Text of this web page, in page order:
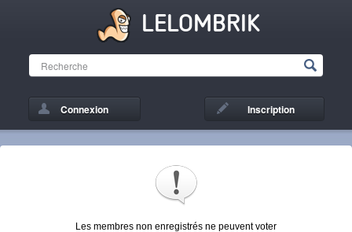
LELOMBRIK
Connexion Inscription
Les membres non enregistrés ne peuvent voter